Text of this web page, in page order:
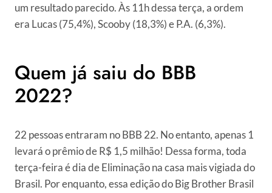
um resultado parecido. Às 11h dessa terça, a ordem
era Lucas (75,4%), Scooby (18,3%) e P.A. (6,3%).
Quem já saiu do BBB
2022?
22 pessoas entraram no BBB 22. No entanto, apenas 1
levará o prêmio de R$ 1,5 milhão! Dessa forma, toda
terça-feira é dia de Eliminação na casa mais vigiada do
Brasil. Por enquanto, essa edição do Big Brother Brasil